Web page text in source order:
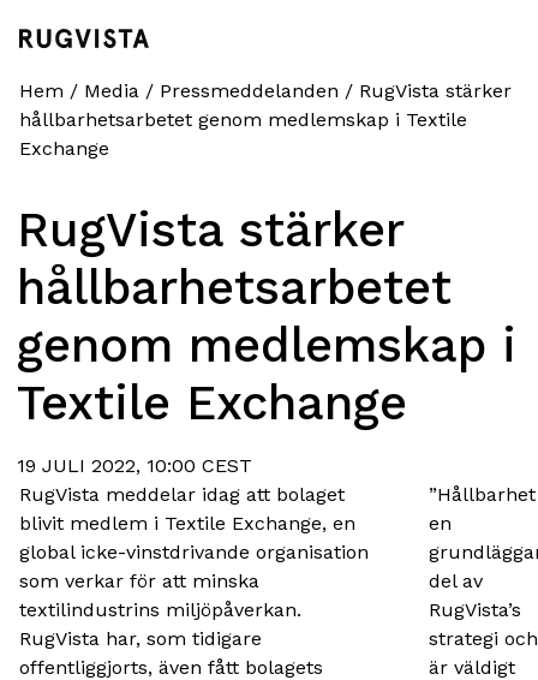
Hem / Media / Pressmeddelanden / RugVista stärker
hållbarhetsarbetet genom medlemskap i Textile
Exchange
RugVista stärker
hållbarhetsarbetet
genom medlemskap i
Textile Exchange
19 JULI 2022, 10:00 CEST
RugVista meddelar idag att bolaget
blivit medlem i Textile Exchange, en
global icke-vinstdrivande organisation
som verkar för att minska
textilindustrins miljöpåverkan.
RugVista har, som tidigare
offentliggjorts, även fått bolagets
en
del av
RugVista’s
strategi
är väldigt